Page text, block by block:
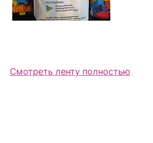
Смотреть ленту полностью